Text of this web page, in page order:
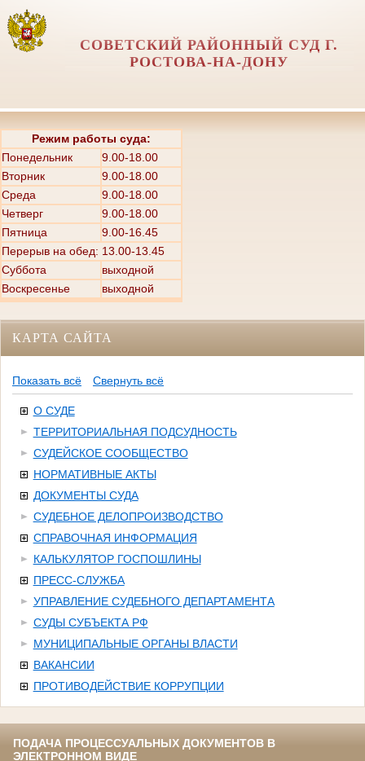
СОВЕТСКИЙ РАЙОННЫЙ СУД Г.
РОСТОВА-НА-ДОНУ
Режим работы суда:
Понедельник
9.00-18.00
Вторник
9.00-18.00
Среда
9.00-18.00
Четверг
9.00-18.00
Пятница
9.00-16.45
Перерыв на обед: 13.00-13.45
Суббота
выходной
Воскресенье
выходной
КАРТА САЙТА
Показать всё Свернуть всё
О СУДЕ
ТЕРРИТОРИАЛЬНАЯ ПОДСУДНОСТЬ
СУДЕЙСКОЕ СООБЩЕСТВО
НОРМАТИВНЫЕ АКТЫ
ДОКУМЕНТЫ СУДА
СУДЕБНОЕ ДЕЛОПРОИЗВОДСТВО
СПРАВОЧНАЯ ИНФОРМАЦИЯ
КАЛЬКУЛЯТОР ГОСПОШЛИНЫ
ПРЕСС-СЛУЖБА
УПРАВЛЕНИЕ СУДЕБНОГО ДЕПАРТАМЕНТА
СУДЫ СУБЪЕКТА РФ
МУНИЦИПАЛЬНЫЕ ОРГАНЫ ВЛАСТИ
ВАКАНСИИ
ПРОТИВОДЕЙСТВИЕ КОРРУПЦИИ
ПОДАЧА ПРОЦЕССУАЛЬНЫХ ДОКУМЕНТОВ В
ЭЛЕКТРОННОМ ВИДЕ